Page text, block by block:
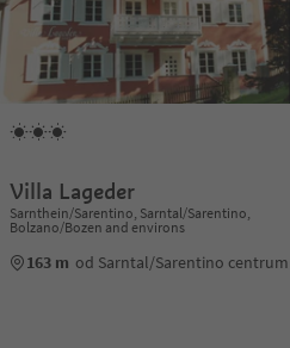
Villa Lageder
Sarnthein/Sarentino, Sarntal/Sarentino,
Bolzano/Bozen and environs
163 m od Sarntal/Sarentino centrum